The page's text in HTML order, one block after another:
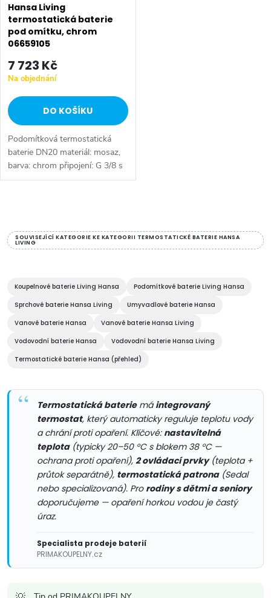
Hansa Living
termostatická baterie
pod omítku, chrom
06659105
7 723 Kč
Na objednání
DO KOŠÍKU
Podomítková termostatická
baterie DN20 materiál: mosaz,
barva: chrom připojení: G 3/8 s
1 výstupem bez regulace
v
á
d
a
c
í
p
SOUVISEJÍCÍ KATEGORIE KE KATEGORII TERMOSTATICKÉ BATERIE HANSA
LIVING
Koupelnové baterie Living Hansa
Podomítkové baterie Living Hansa
Sprchové baterie Hansa Living
Umyvadlové baterie Hansa
Vanové baterie Hansa
Vanové baterie Hansa Living
Vodovodní baterie Hansa
Vodovodní baterie Hansa Living
Termostatické baterie Hansa (přehled)
Termostatická bateriemáintegrovaný
termostat, který automaticky reguluje teplotu vody
a chrání proti opaření. Klíčové: nastavitelná
teplota(typicky 20–50 °C s blokem 38 °C —
ochrana proti opaření), 2 ovládací prvky(teplota +
průtok separátně), termostatická patrona(Sedal
nebo specializovaná). Pro rodiny s dětmi a seniory
doporučujeme — opaření horkou vodou je častý
úraz.
Specialista prodeje baterií
PRIMAKOUPELNY.cz